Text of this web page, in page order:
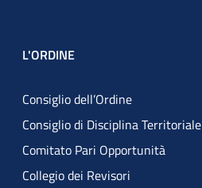
L'ORDINE
Consiglio dell’Ordine
Consiglio di Disciplina Territoriale
Comitato Pari Opportunità
Collegio dei Revisori